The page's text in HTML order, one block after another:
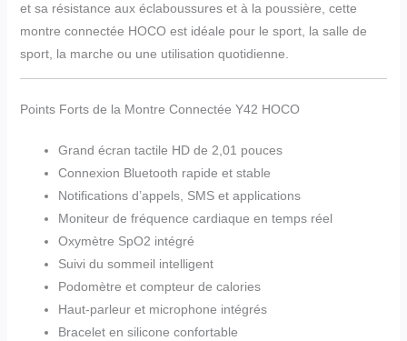
et sa résistance aux éclaboussures et à la poussière, cette
montre connectée HOCO est idéale pour le sport, la salle de
sport, la marche ou une utilisation quotidienne.
Points Forts de la Montre Connectée Y42 HOCO
Grand écran tactile HD de 2,01 pouces
Connexion Bluetooth rapide et stable
Notifications d’appels, SMS et applications
Moniteur de fréquence cardiaque en temps réel
Oxymètre SpO2 intégré
Suivi du sommeil intelligent
Podomètre et compteur de calories
Haut-parleur et microphone intégrés
Bracelet en silicone confortable